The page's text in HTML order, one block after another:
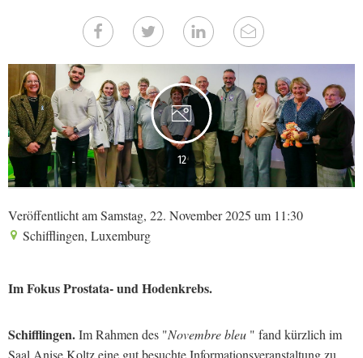
12
Veröffentlicht am Samstag, 22. November 2025 um 11:30
Schifflingen, Luxemburg
Im Fokus Prostata- und Hodenkrebs.
Schifflingen.Im Rahmen des "Novembre bleu " fand kürzlich im
Saal Anise Koltz eine gut besuchte Informationsveranstaltung zu